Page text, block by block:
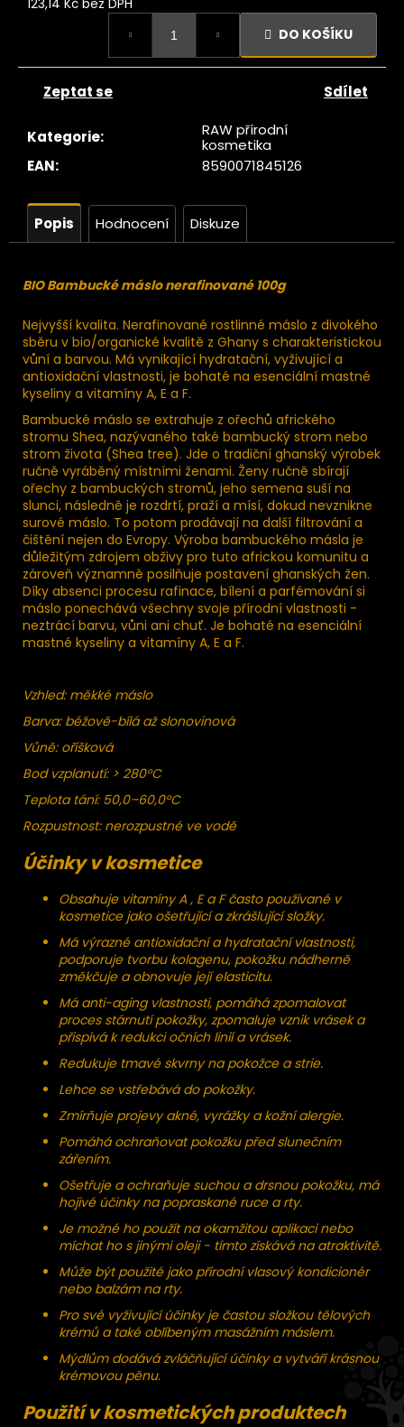
DO KOŠÍKU
Kategorie:
RAW přírodní
kosmetika
EAN: 8590071845126
Zeptat se Sdílet
Popis Hodnocení Diskuze
BIO Bambucké máslo nerafinované 100g
Nejvyšší kvalita. Nerafinované rostlinné máslo z divokého
sběru v bio/organické kvalitě z Ghany s charakteristickou
vůní a barvou. Má vynikající hydratační, vyživující a
antioxidační vlastnosti, je bohaté na esenciální mastné
kyseliny a vitamíny A, E a F.
Bambucké máslo se extrahuje z ořechů afrického
stromu Shea, nazývaného také bambucký strom nebo
strom života (Shea tree). Jde o tradiční ghanský výrobek
ručně vyráběný místními ženami. Ženy ručně sbírají
ořechy z bambuckých stromů, jeho semena suší na
slunci, následně je rozdrtí, praží a mísí, dokud nevznikne
surové máslo. To potom prodávají na další filtrování a
čištění nejen do Evropy. Výroba bambuckého másla je
důležitým zdrojem obživy pro tuto africkou komunitu a
zároveň významně posilňuje postavení ghanských žen.
Díky absenci procesu rafinace, bílení a parfémování si
máslo ponechává všechny svoje přírodní vlastnosti -
neztrácí barvu, vůni ani chuť. Je bohaté na esenciální
mastné kyseliny a vitamíny A, E a F.
Vzhled: měkké máslo
Barva: béžově-bílá až slonovinová
Vůně: oříšková
Bod vzplanutí: > 280°C
Teplota tání: 50,0–60,0°C
Rozpustnost: nerozpustné ve vodě
Účinky v kosmetice
Obsahuje vitamíny A , E a F často používané v
kosmetice jako ošetřující a zkrášlující složky.
Má výrazné antioxidační a hydratační vlastnosti,
podporuje tvorbu kolagenu, pokožku nádherně
změkčuje a obnovuje její elasticitu.
Má anti-aging vlastnosti, pomáhá zpomalovat
proces stárnutí pokožky, zpomaluje vznik vrásek a
přispívá k redukci očních linií a vrásek.
Redukuje tmavé skvrny na pokožce a strie.
Lehce se vstřebává do pokožky.
Zmírňuje projevy akné, vyrážky a kožní alergie.
Pomáhá ochraňovat pokožku před slunečním
zářením.
Ošetřuje a ochraňuje suchou a drsnou pokožku, má
hojivé účinky na popraskané ruce a rty.
Je možné ho použít na okamžitou aplikaci nebo
míchat ho s jinými oleji - tímto získává na atraktivitě.
Může být použité jako přírodní vlasový kondicionér
nebo balzám na rty.
Pro své vyživující účinky je častou složkou tělových
krémů a také oblíbeným masážním máslem.
Mýdlům dodává zvláčňující účinky a vytváří krásnou
krémovou pěnu.
Použití v kosmetických produktech
e
50g
Kč